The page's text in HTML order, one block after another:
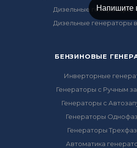
Дизельные генераторы
Дизельные генераторы
БЕНЗИНОВЫЕ
Инверторные
Генераторы с Ручным
Генераторы с
Генераторы
Генераторы
Автоматика
Напишите